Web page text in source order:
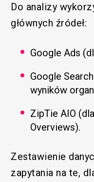
Do analizy
głównych źródeł:
Google Ads
Google
wyników
ZipTie AIO
Overviews).
Zestawienie
zapytania na te,